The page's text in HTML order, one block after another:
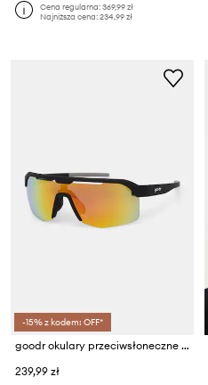
Cena regularna:369,99 zł
Najniższa cena:234,99 zł
-15% z kodem: OFF*
goodr okulary przeciwsłoneczne Bolt G
239,99 zł